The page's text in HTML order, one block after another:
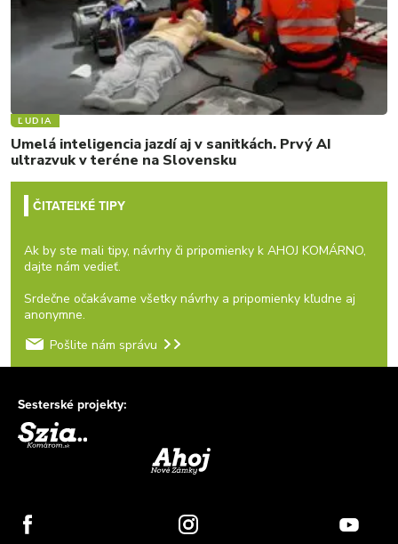
ĽUDIA
Umelá inteligencia jazdí aj v sanitkách. Prvý AI
ultrazvuk v teréne na Slovensku
ČITATEĽKÉ TIPY
Ak by ste mali tipy, návrhy či pripomienky k AHOJ KOMÁRNO,
dajte nám vedieť.
Srdečne očakávame všetky návrhy a pripomienky kľudne aj
anonymne.
Pošlite nám správu
Sesterské projekty: